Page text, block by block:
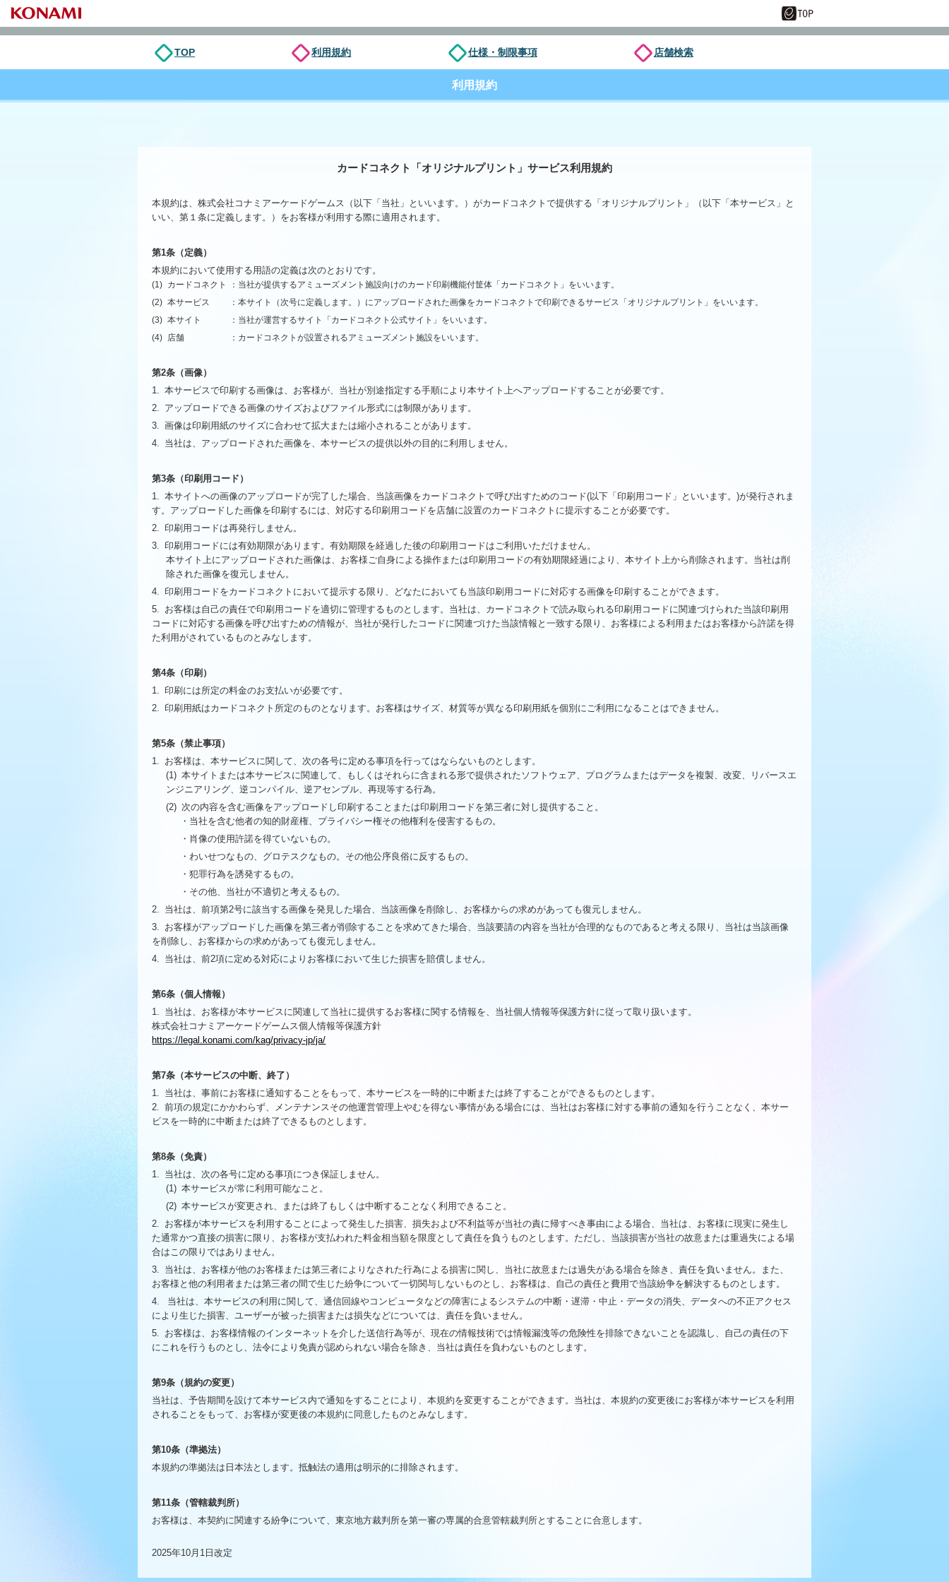
TOP 利用規約 仕様・制限事項 店舗検索
利用規約
カードコネクト 「オリジナルプリント」サービス利用規約
本規約は、株式会社コナミアーケードゲームス（以下「当社」といいます。）がカードコネクトで提供する「オリジナルプリント」（以下「本サービス」と
いい、第１条に定義します。）をお客様が利用する際に適用されます。
第1条（定義）
本規約において使用する用語の定義は次のとおりです。
(1) カードコネクト
：当社が提供するアミューズメント施設向けのカード印刷機能付筐体「カードコネクト」をいいます。
(2) 本サービス
：本サイト（次号に定義します。）にアップロードされた画像をカードコネクトで印刷できるサービス「オリジナルプリント」をいいます。
(3) 本サイト
：当社が運営するサイト「カードコネクト公式サイト」をいいます。
(4) 店舗 ：カードコネクトが設置されるアミューズメント施設をいいます。
第2条（画像）
1. 本サービスで印刷する画像は、お客様が、当社が別途指定する手順により本サイト上へアップロードすることが必要です。
2. アップロードできる画像のサイズおよびファイル形式には制限があります。
3. 画像は印刷用紙のサイズに合わせて拡大または縮小されることがあります。
4. 当社は、アップロードされた画像を、本サービスの提供以外の目的に利用しません。
第3条（印刷用コード）
1. 本サイトへの画像のアップロードが完了した場合、当該画像をカードコネクトで呼び出すためのコード(以下「印刷用コード」といいます。)が発行されま
す。アップロードした画像を印刷するには、対応する印刷用コードを店舗に設置のカードコネクトに提示することが必要です。
2. 印刷用コードは再発行しません。
3. 印刷用コードには有効期限があります。有効期限を経過した後の印刷用コードはご利用いただけません。
本サイト上にアップロードされた画像は、お客様ご自身による操作または印刷用コードの有効期限経過により、本サイト上から削除されます。当社は削
除された画像を復元しません。
4. 印刷用コードをカードコネクトにおいて提示する限り、どなたにおいても当該印刷用コードに対応する画像を印刷することができます。
5. お客様は自己の責任で印刷用コードを適切に管理するものとします。当社は、カードコネクトで読み取られる印刷用コードに関連づけられた当該印刷用
コードに対応する画像を呼び出すための情報が、当社が発行したコードに関連づけた当該情報と一致する限り、お客様による利用またはお客様から許諾を得
た利用がされているものとみなします。
第4条（印刷）
1. 印刷には所定の料金のお支払いが必要です。
2. 印刷用紙はカードコネクト所定のものとなります。お客様はサイズ、材質等が異なる印刷用紙を個別にご利用になることはできません。
第5条（禁止事項）
1. お客様は、本サービスに関して、次の各号に定める事項を行ってはならないものとします。
(1) 本サイトまたは本サービスに関連して、もしくはそれらに含まれる形で提供されたソフトウェア、プログラムまたはデータを複製、改変、リバースエ
ンジニアリング、逆コンパイル、逆アセンブル、再現等する行為。
(2) 次の内容を含む画像をアップロードし印刷することまたは印刷用コードを第三者に対し提供すること。
・当社を含む他者の知的財産権、プライバシー権その他権利を侵害するもの。
・肖像の使用許諾を得ていないもの。
・わいせつなもの、グロテスクなもの。その他公序良俗に反するもの。
・犯罪行為を誘発するもの。
・その他、当社が不適切と考えるもの。
2. 当社は、前項第2号に該当する画像を発見した場合、当該画像を削除し、お客様からの求めがあっても復元しません。
3. お客様がアップロードした画像を第三者が削除することを求めてきた場合、当該要請の内容を当社が合理的なものであると考える限り、当社は当該画像
を削除し、お客様からの求めがあっても復元しません。
4. 当社は、前2項に定める対応によりお客様において生じた損害を賠償しません。
第6条（個人情報）
1. 当社は、お客様が本サービスに関連して当社に提供するお客様に関する情報を、当社個人情報等保護方針に従って取り扱います。
株式会社コナミアーケードゲームス個人情報等保護方針
https://legal.konami.com/kag/privacy-jp/ja/
第7条（本サービスの中断、終了）
1. 当社は、事前にお客様に通知することをもって、本サービスを一時的に中断または終了することができるものとします。
2. 前項の規定にかかわらず、メンテナンスその他運営管理上やむを得ない事情がある場合には、当社はお客様に対する事前の通知を行うことなく、本サー
ビスを一時的に中断または終了できるものとします。
第8条（免責）
1. 当社は、次の各号に定める事項につき保証しません。
(1) 本サービスが常に利用可能なこと。
(2) 本サービスが変更され、または終了もしくは中断することなく利用できること。
2. お客様が本サービスを利用することによって発生した損害、損失および不利益等が当社の責に帰すべき事由による場合、当社は、お客様に現実に発生し
た通常かつ直接の損害に限り、お客様が支払われた料金相当額を限度として責任を負うものとします。ただし、当該損害が当社の故意または重過失による場
合はこの限りではありません。
3. 当社は、お客様が他のお客様または第三者によりなされた行為による損害に関し、当社に故意または過失がある場合を除き、責任を負いません。また、
お客様と他の利用者または第三者の間で生じた紛争について一切関与しないものとし、お客様は、自己の責任と費用で当該紛争を解決するものとします。
4.
当社は、本サービスの利用に関して、通信回線やコンピュータなどの障害によるシステムの中断・遅滞・中止・データの消失、データへの不正アクセス
により生じた損害、ユーザーが被った損害または損失などについては、責任を負いません。
5. お客様は、お客様情報のインターネットを介した送信行為等が、現在の情報技術では情報漏洩等の危険性を排除できないことを認識し、自己の責任の下
にこれを行うものとし、法令により免責が認められない場合を除き、当社は責任を負わないものとします。
第9条（規約の変更）
当社は、予告期間を設けて本サービス内で通知をすることにより、本規約を変更することができます。当社は、本規約の変更後にお客様が本サービスを利用
されることをもって、お客様が変更後の本規約に同意したものとみなします。
第10条（準拠法）
本規約の準拠法は日本法とします。抵触法の適用は明示的に排除されます。
第11条（管轄裁判所）
お客様は、本契約に関連する紛争について、東京地方裁判所を第一審の専属的合意管轄裁判所とすることに合意します。
2025年10月1日改定